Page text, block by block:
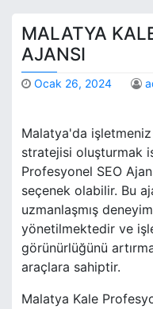
MALATYA
AJANSI
Ocak 26, 2024
Malatya'da
stratejisi oluşturmak
Profesyonel SEO
seçenek olabilir. Bu
uzmanlaşmış
yönetilmektedir ve
görünürlüğünü
araçlara sahiptir.
Malatya Kale